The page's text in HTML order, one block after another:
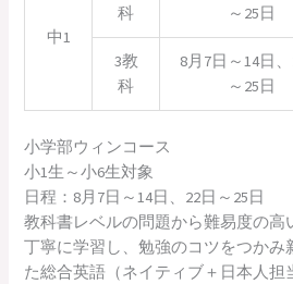
中1
科
～25日
3教
科
8月7日～14日
～25日
小学部ウィンコース
小1生～小6生対象
日程：8月7日～14日、22日～25日
教科書レベルの問題から難易度の高
丁寧に学習し、勉強のコツをつかみ
た総合英語（ネイティブ＋日本人担